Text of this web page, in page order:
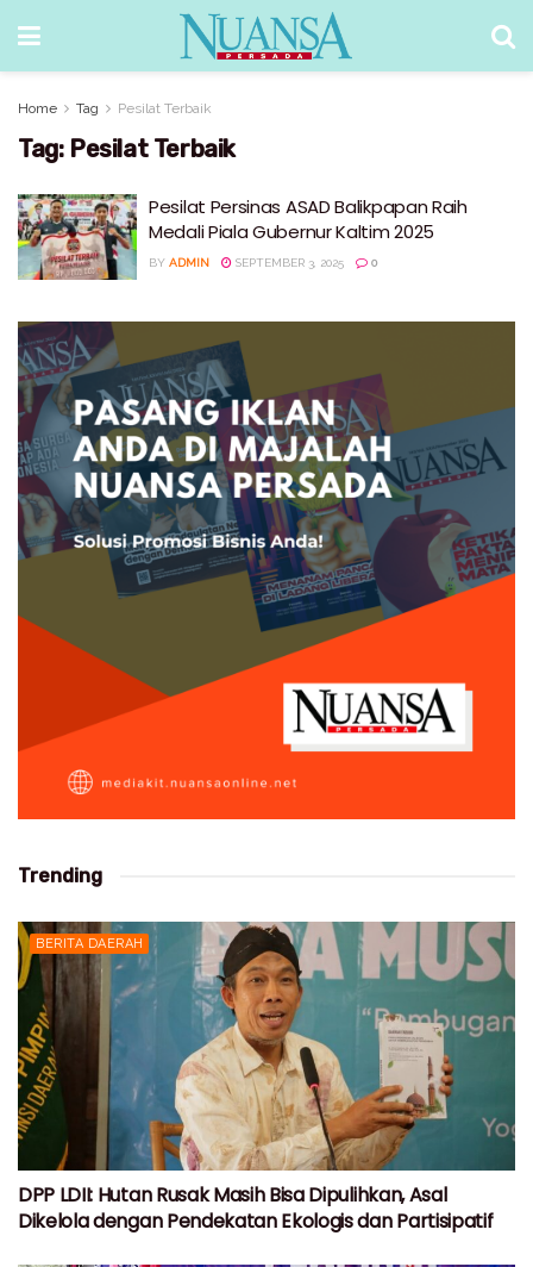
Home Tag Pesilat Terbaik
Tag: Pesilat Terbaik
Pesilat Persinas ASAD Balikpapan Raih
Medali Piala Gubernur Kaltim 2025
BY ADMIN SEPTEMBER 3, 2025 0
Trending
BERITA DAERAH
DPP LDII: Hutan Rusak Masih Bisa Dipulihkan, Asal
Dikelola dengan Pendekatan Ekologis dan Partisipatif